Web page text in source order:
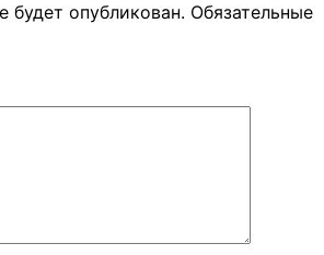
будет опубликован. Обязательные